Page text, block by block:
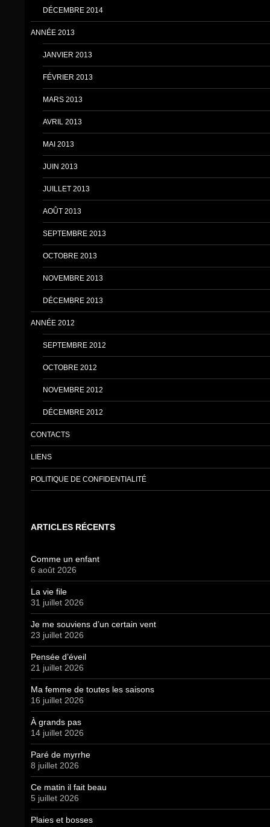
DÉCEMBRE 2014
ANNÉE 2013
JANVIER 2013
FÉVRIER 2013
MARS 2013
AVRIL 2013
MAI 2013
JUIN 2013
JUILLET 2013
AOÛT 2013
SEPTEMBRE 2013
OCTOBRE 2013
NOVEMBRE 2013
DÉCEMBRE 2013
ANNÉE 2012
SEPTEMBRE 2012
OCTOBRE 2012
NOVEMBRE 2012
DÉCEMBRE 2012
CONTACTS
LIENS
POLITIQUE DE CONFIDENTIALITÉ
ARTICLES RÉCENTS
Comme un enfant
6 août 2026
La vie file
31 juillet 2026
Je me souviens d’un certain vent
23 juillet 2026
Pensée d’éveil
21 juillet 2026
Ma femme de toutes les saisons
16 juillet 2026
À grands pas
14 juillet 2026
Paré de myrrhe
8 juillet 2026
Ce matin il fait beau
5 juillet 2026
Plaies et bosses